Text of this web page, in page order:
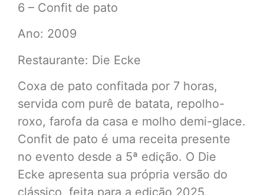
6 – Confit de pato
Ano: 2009
Restaurante: Die Ecke
Coxa de pato confitada por 7 horas,
servida com purê de batata, repolho-
roxo, farofa da casa e molho demi-glace.
Confit de pato é uma receita presente
no evento desde a 5ª edição. O Die
Ecke apresenta sua própria versão do